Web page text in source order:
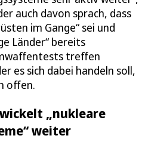
auch davon sprach, dass
im Gange“ sei und
Länder“ bereits
treffen
es sich dabei handeln soll,
offen.
„nukleare
weiter